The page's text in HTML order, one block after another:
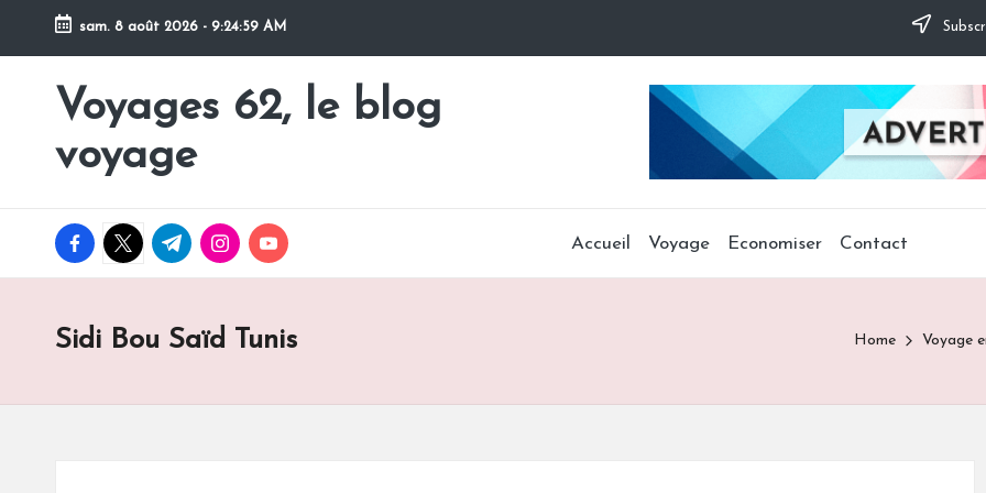
Skip
sam. 8 août 2026 - 9:25:00 AM
Voyages 62, le blog
voyage
Pour
en
facebook.com
twitter.com
t.me instagram.com
youtube.com Accueil Voyage Economiser Contact
Sidi Bou Saïd Tunis Home Voyage